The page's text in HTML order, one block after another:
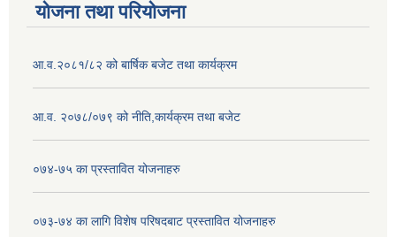
योजना तथा परियोजना
आ.व.२०८१/८२ को बार्षिक बजेट तथा कार्यक्रम
आ.व. २०७८/०७९ को नीति,कार्यक्रम तथा बजेट
०७४-७५ का प्रस्तावित योजनाहरु
०७३-७४ का लागि विशेष परिषदबाट प्रस्तावित योजनाहरु